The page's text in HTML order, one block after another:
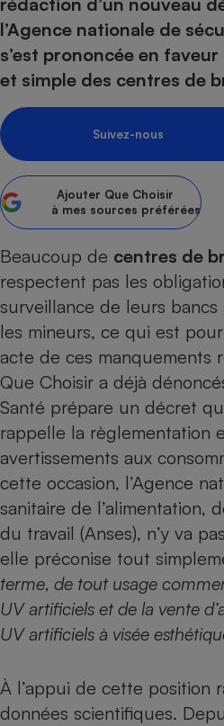
l’Agence nationale de
s’est prononcée en
et simple des centres de
Suivez-nous
Ajouter Que Choisir
à mes sources préférées
Beaucoup de centres de
respectent pas les
surveillance de leurs
les mineurs, ce qui est
acte de ces manquements
Que Choisir a déjà
Santé prépare un décret
rappelle la règlementation
avertissements aux
cette occasion, l’Agence
sanitaire de l’alimentation,
du travail (Anses), n’y va
elle préconise tout
terme, de tout usage
UV artificiels et de la vente
UV artificiels à visée
À l’appui de cette position
données scientifiques.
Choisir son fioul
Choisir son pellet
Comparateur assurance
Tous les comparateurs
Speedtest -
connexion